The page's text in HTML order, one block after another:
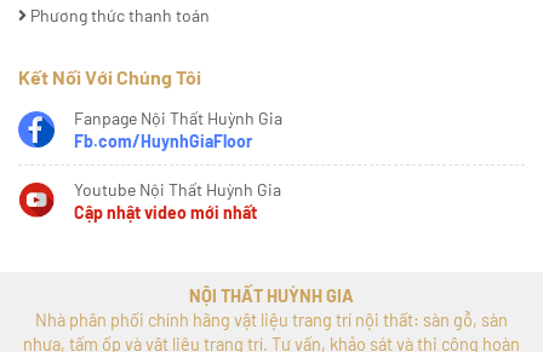
Phương thức thanh toán
Kết Nối Với Chúng Tôi
Fanpage Nội Thất Huỳnh Gia
Fb.com/HuynhGiaFloor
Youtube Nội Thất Huỳnh Gia
Cập nhật video mới nhất
NỘI THẤT HUỲNH GIA
Nhà phân phối chính hãng vật liệu trang trí nội thất: sàn gỗ, sàn
nhựa, tấm ốp và vật liệu trang trí. Tư vấn, khảo sát và thi công hoàn